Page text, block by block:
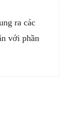
ra các
với phần